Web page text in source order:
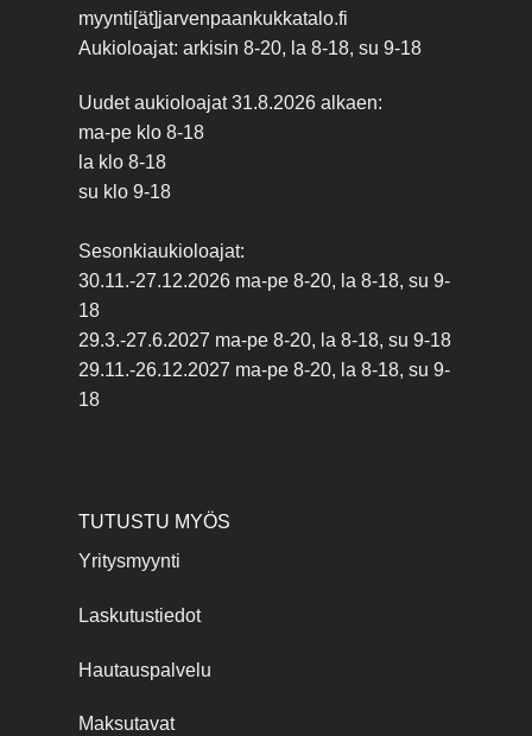
myynti[ät]jarvenpaankukkatalo.fi
Aukioloajat: arkisin 8-20, la 8-18, su 9-18
Uudet aukioloajat 31.8.2026 alkaen:
ma-pe klo 8-18
la klo 8-18
su klo 9-18
Sesonkiaukioloajat:
30.11.-27.12.2026 ma-pe 8-20, la 8-18, su 9-
18
29.3.-27.6.2027 ma-pe 8-20, la 8-18, su 9-18
29.11.-26.12.2027 ma-pe 8-20, la 8-18, su 9-
18
TUTUSTU MYÖS
Yritysmyynti
Laskutustiedot
Hautauspalvelu
Maksutavat